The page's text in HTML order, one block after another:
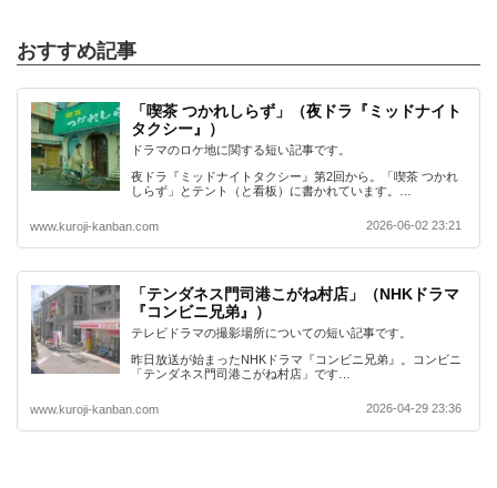
おすすめ記事
「喫茶 つかれしらず」（夜ドラ『ミッドナイト
タクシー』）
ドラマのロケ地に関する短い記事です。
夜ドラ『ミッドナイトタクシー』第2回から。「喫茶 つかれ
しらず」とテント（と看板）に書かれています。…
www.kuroji-kanban.com 2026-06-02 23:21
「テンダネス門司港こがね村店」（NHKドラマ
『コンビニ兄弟』）
テレビドラマの撮影場所についての短い記事です。
昨日放送が始まったNHKドラマ『コンビニ兄弟』。コンビニ
「テンダネス門司港こがね村店」です…
www.kuroji-kanban.com 2026-04-29 23:36